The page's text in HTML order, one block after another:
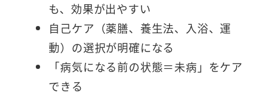
も、効果が出やすい
自己ケア（薬膳、養生法、入浴、運
動）の選択が明確になる
「病気になる前の状態＝未病」をケア
できる